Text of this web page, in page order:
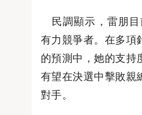
民調顯示，雷朋
有力競爭者。在多項
的預測中，她的支持
有望在決選中擊敗親
對手。